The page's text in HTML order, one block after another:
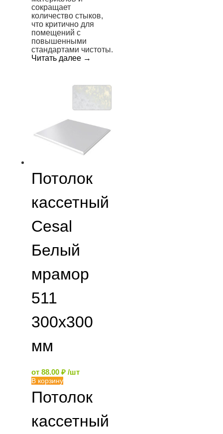
сокращает
количество стыков,
что критично для
помещений с
повышенными
стандартами чистоты.
Читать далее →
Потолок
кассетный
Cesal
Белый
мрамор
511
300х300
мм
от 88.00 ₽ /шт
В корзину
Потолок
кассетный